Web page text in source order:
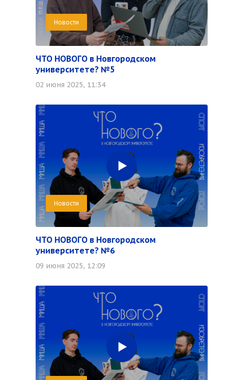
Новости
ЧТО НОВОГО в Новгородском
университете? №5
02 июня 2025, 11:34
Новости
ЧТО НОВОГО в Новгородском
университете? №6
09 июня 2025, 12:09